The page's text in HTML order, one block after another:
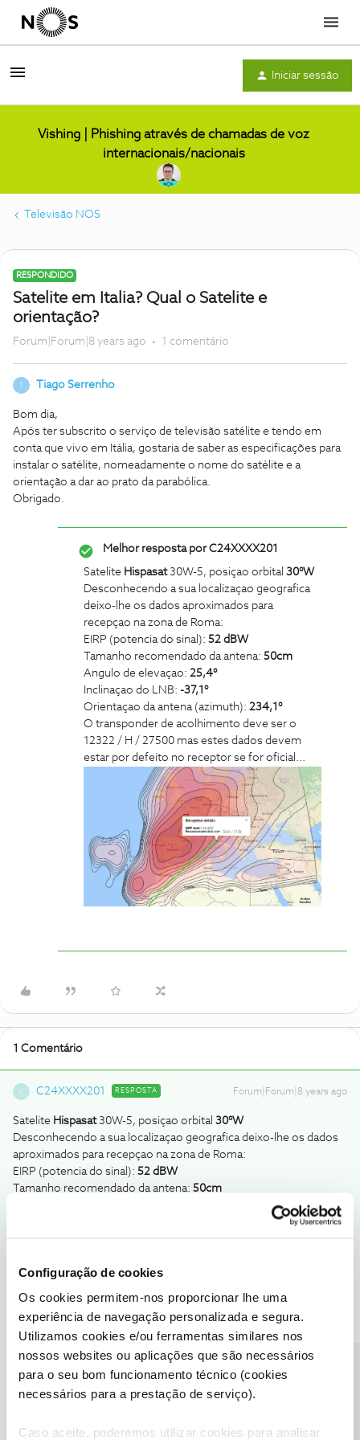
Configuração de cookies
Os cookies permitem-nos proporcionar lhe uma
experiência de navegação personalizada e segura.
Utilizamos cookies e/ou ferramentas similares nos
nossos websites ou aplicações que são necessários
para o seu bom funcionamento técnico (cookies
necessários para a prestação de serviço).
Caso aceite, poderemos utilizar cookies para analisar
Menu
Iniciar sessão
Vishing | Phishing através de chamadas de voz
internacionais/nacionais
Televisão NOS
RESPONDIDO
Satelite em Italia? Qual o Satelite e
orientação?
Forum|Forum|8 years ago 1 comentário
T Tiago Serrenho
Bom dia,
Após ter subscrito o serviço de televisão satélite e tendo em
conta que vivo em Itália, gostaria de saber as especificações para
instalar o satélite, nomeadamente o nome do satélite e a
orientação a dar ao prato da parabólica.
Obrigado.
Melhor resposta porC24XXXX201
Satelite Hispasat30W-5, posiçao orbital 30°W
Desconhecendo a sua localizaçao geografica
deixo-lhe os dados aproximados para
recepçao na zona de Roma:
EIRP (potencia do sinal): 52 dBW
Tamanho recomendado da antena: 50cm
Angulo de elevaçao: 25,4°
Inclinaçao do LNB: -37,1°
Orientaçao da antena (azimuth): 234,1°
O transponder de acolhimento deve ser o
12322 / H / 27500 mas estes dados devem
estar por defeito no receptor se for oficial...
1 Comentário
C C24XXXX201 RESPOSTA Forum|Forum|8 years ago
Satelite Hispasat30W-5, posiçao orbital 30°W
Desconhecendo a sua localizaçao geografica deixo-lhe os dados
aproximados para recepçao na zona de Roma:
EIRP (potencia do sinal): 52 dBW
Tamanho recomendado da antena: 50cm
estes dados devem estar por defeito no receptor se for oficial...